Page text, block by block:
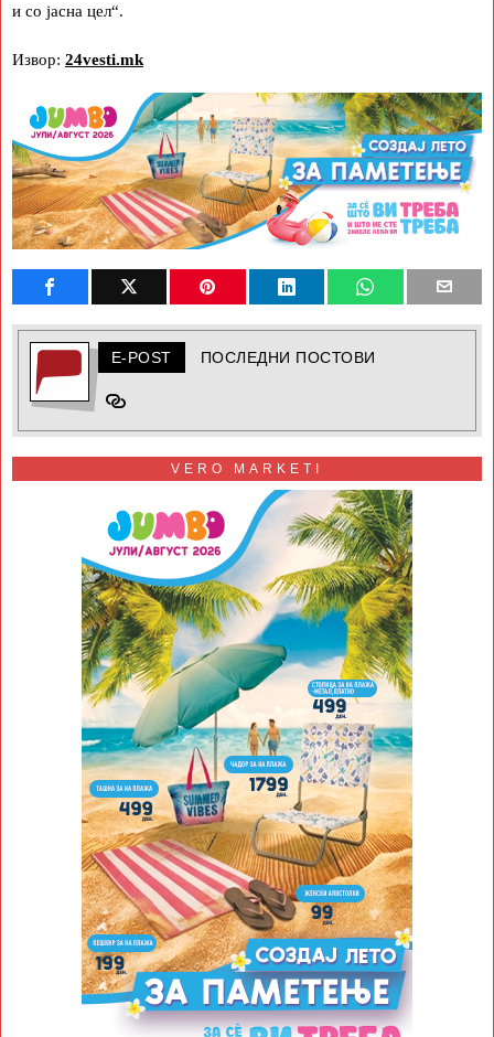
и со јасна цел“.
Извор: 24vesti.mk
E-POST ПОСЛЕДНИ ПОСТОВИ
VERO MARKETI